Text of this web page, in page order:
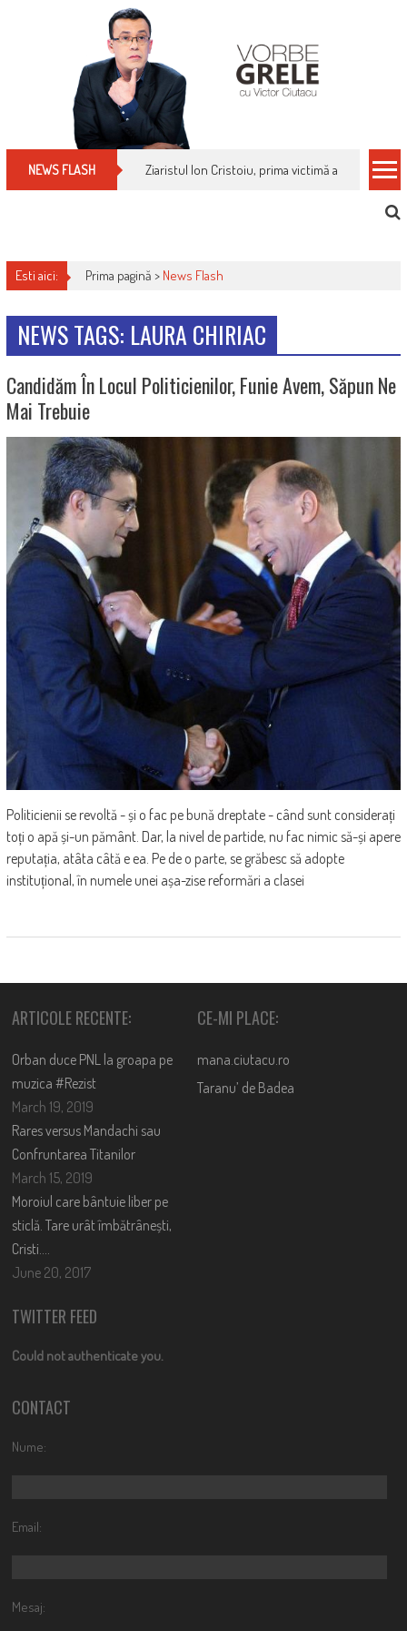
NEWS FLASH Ziaristul Ion Cristoiu, prima victimă a noi
Esti aici: Prima pagină > News Flash
NEWS TAGS: LAURA CHIRIAC
Candidăm În Locul Politicienilor, Funie Avem, Săpun Ne
Mai Trebuie
Politicienii se revoltă - și o fac pe bună dreptate - când sunt considerați
toți o apă și-un pământ. Dar, la nivel de partide, nu fac nimic să-și apere
reputația, atâta câtă e ea. Pe de o parte, se grăbesc să adopte
instituțional, în numele unei așa-zise reformări a clasei
ARTICOLE RECENTE:
Orban duce PNL la groapa pe
muzica #Rezist
March 19, 2019
Rares versus Mandachi sau
Confruntarea Titanilor
March 15, 2019
Moroiul care bântuie liber pe
sticlă. Tare urât îmbătrânești,
Cristi….
June 20, 2017
CE-MI PLACE:
mana.ciutacu.ro
Taranu’ de Badea
TWITTER FEED
Could not authenticate you.
CONTACT
Nume:
Email:
Mesaj: